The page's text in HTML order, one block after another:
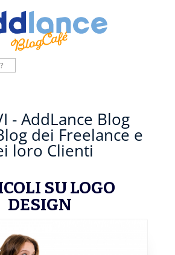
- AddLance Blog
dei Freelance e
loro Clienti
SU LOGO
DESIGN